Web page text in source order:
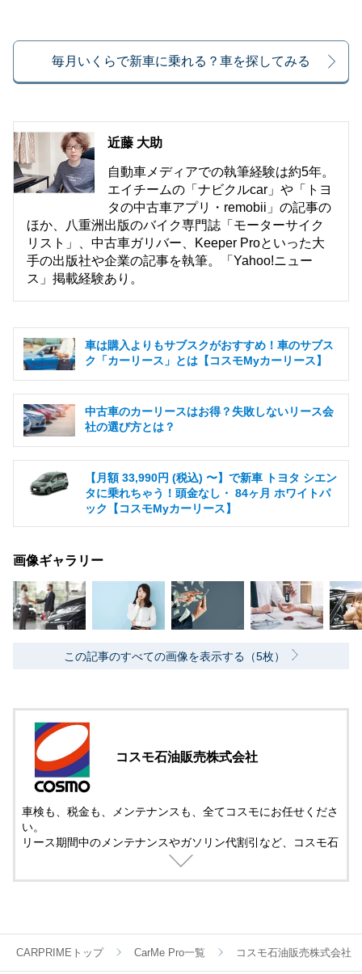
毎月いくらで新車に乗れる？車を探してみる
近藤 大助
自動車メディアでの執筆経験は約5年。
エイチームの「ナビクルcar」や「トヨ
タの中古車アプリ・remobii」の記事の
ほか、八重洲出版のバイク専門誌「モーターサイク
リスト」、中古車ガリバー、Keeper Proといった大
手の出版社や企業の記事を執筆。「Yahoo!ニュー
ス」掲載経験あり。
車は購入よりもサブスクがおすすめ！車のサブス
ク「カーリース」とは【コスモMyカーリース】
中古車のカーリースはお得？失敗しないリース会
社の選び方とは？
【月額 33,990円 (税込) 〜】で新車 トヨタ シエン
タに乗れちゃう！頭金なし・ 84ヶ月 ホワイトパ
ック【コスモMyカーリース】
画像ギャラリー
この記事のすべての画像を表示する（5枚）
コスモ石油販売株式会社
車検も、税金も、メンテナンスも、全てコスモにお任せくださ
い。
リース期間中のメンテナンスやガソリン代割引など、コスモ石
油は 「納車されたあと」のココロに寄り添ったカーリースを
CARPRIMEトップ CarMe Pro一覧 コスモ石油販売株式会社